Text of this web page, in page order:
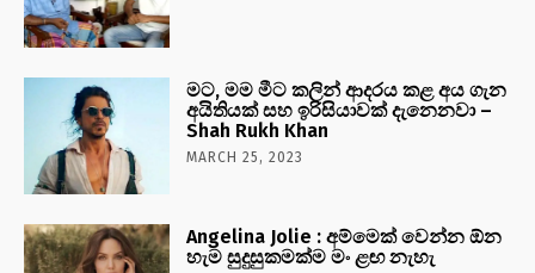
මට, මම මීට කලින් ආදරය කළ අය ගැන
අයිතියක් සහ ඉරිසියාවක් දැනෙනවා –
Shah Rukh Khan
MARCH 25, 2023
Angelina Jolie : අම්මෙක් වෙන්න ඕන
හැම සුදුසුකමක්ම මං ළඟ නැහැ